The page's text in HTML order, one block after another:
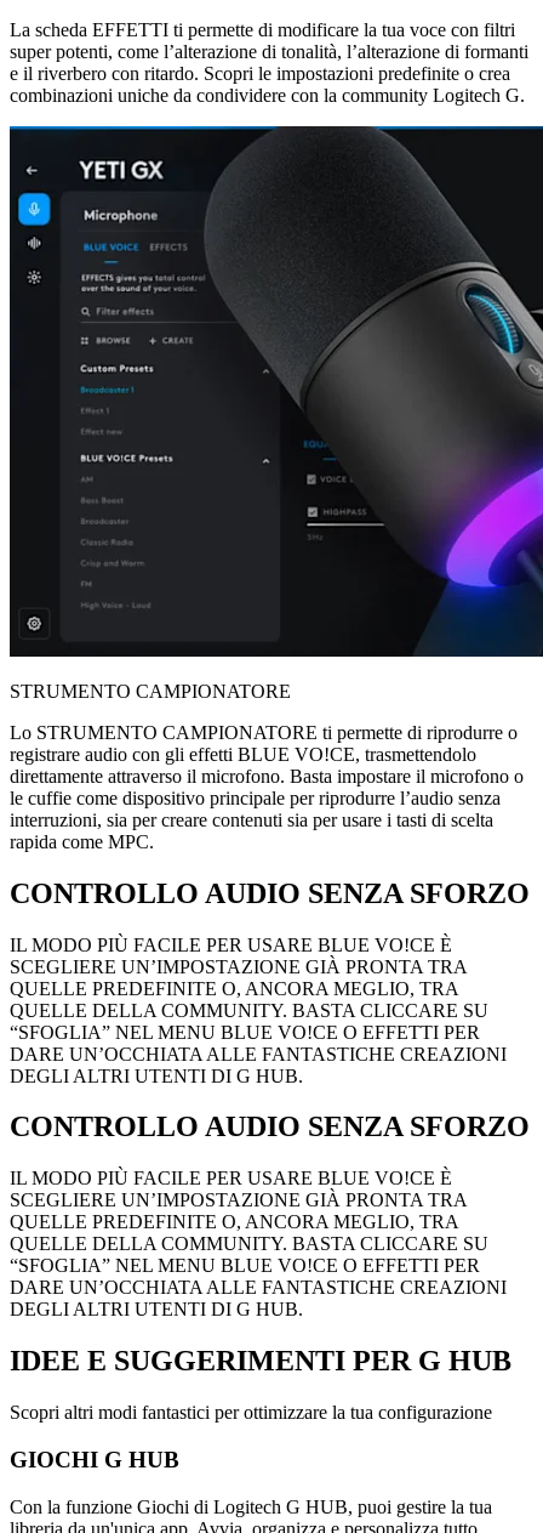
La scheda EFFETTI ti permette di modificare la tua voce con filtri
super potenti, come l’alterazione di tonalità, l’alterazione di formanti
e il riverbero con ritardo. Scopri le impostazioni predefinite o crea
combinazioni uniche da condividere con la community Logitech G.
STRUMENTO CAMPIONATORE
Lo STRUMENTO CAMPIONATORE ti permette di riprodurre o
registrare audio con gli effetti BLUE VO!CE, trasmettendolo
direttamente attraverso il microfono. Basta impostare il microfono o
le cuffie come dispositivo principale per riprodurre l’audio senza
interruzioni, sia per creare contenuti sia per usare i tasti di scelta
rapida come MPC.
CONTROLLO AUDIO SENZA SFORZO
IL MODO PIÙ FACILE PER USARE BLUE VO!CE È
SCEGLIERE UN’IMPOSTAZIONE GIÀ PRONTA TRA
QUELLE PREDEFINITE O, ANCORA MEGLIO, TRA
QUELLE DELLA COMMUNITY. BASTA CLICCARE SU
“SFOGLIA” NEL MENU BLUE VO!CE O EFFETTI PER
DARE UN’OCCHIATA ALLE FANTASTICHE CREAZIONI
DEGLI ALTRI UTENTI DI G HUB.
CONTROLLO AUDIO SENZA SFORZO
IL MODO PIÙ FACILE PER USARE BLUE VO!CE È
SCEGLIERE UN’IMPOSTAZIONE GIÀ PRONTA TRA
QUELLE PREDEFINITE O, ANCORA MEGLIO, TRA
QUELLE DELLA COMMUNITY. BASTA CLICCARE SU
“SFOGLIA” NEL MENU BLUE VO!CE O EFFETTI PER
DARE UN’OCCHIATA ALLE FANTASTICHE CREAZIONI
DEGLI ALTRI UTENTI DI G HUB.
IDEE E SUGGERIMENTI PER G HUB
Scopri altri modi fantastici per ottimizzare la tua configurazione
GIOCHI G HUB
Con la funzione Giochi di Logitech G HUB, puoi gestire la tua
libreria da un'unica app. Avvia, organizza e personalizza tutto.